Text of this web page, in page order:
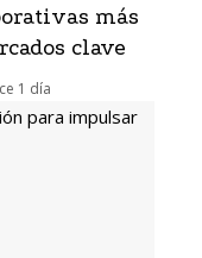
más
clave
1 día